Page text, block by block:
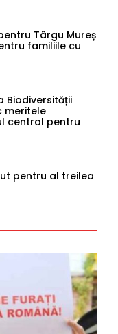
Târgu Mureș
familiile cu
Biodiversității
meritele
central pentru
pentru al treilea